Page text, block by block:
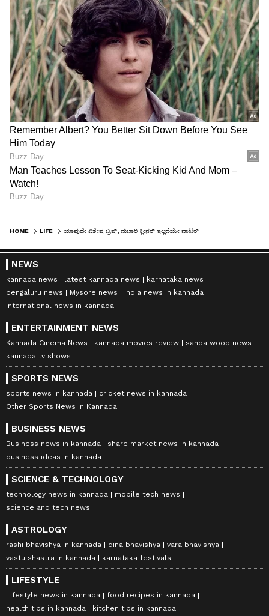
HOME LIFE
NEWS
kannada news latest kannada news
karnataka news
bengaluru news
Mysore news
india news in kannada
international news in kannada
ENTERTAINMENT NEWS
Kannada Cinema News kannada movies review
sandalwood news
kannada tv shows
SPORTS NEWS
sports news in kannada
cricket news in kannada
Other Sports News in Kannada
BUSINESS NEWS
Business news in kannada
share market news in kannada
business ideas in kannada
SCIENCE & TECHNOLOGY
technology news in kannada
mobile tech news
science and tech news
ASTROLOGY
rashi bhavishya in kannada dina bhavishya
vara bhavishya
vastu shastra in kannada
karnataka festivals
LIFESTYLE
Lifestyle news in kannada
food recipes in kannada
health tips in kannada
kitchen tips in kannada